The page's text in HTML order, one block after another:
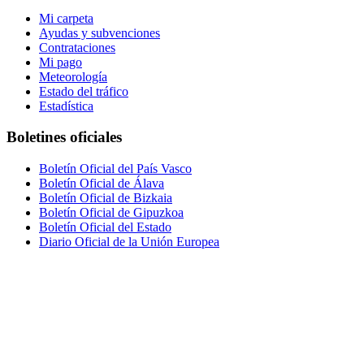
Mi carpeta
Ayudas y subvenciones
Contrataciones
Mi pago
Meteorología
Estado del tráfico
Estadística
Boletines oficiales
Boletín Oficial del País Vasco
Boletín Oficial de Álava
Boletín Oficial de Bizkaia
Boletín Oficial de Gipuzkoa
Boletín Oficial del Estado
Diario Oficial de la Unión Europea